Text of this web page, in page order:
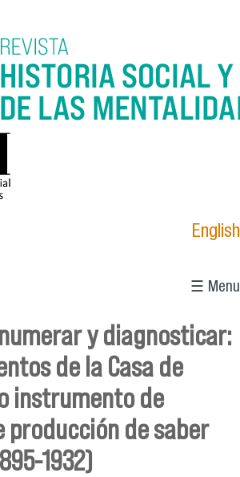
English
☰ Menu
usted aquí
y diagnosticar:
de la Casa de
instrumento de
producción de saber
1932)